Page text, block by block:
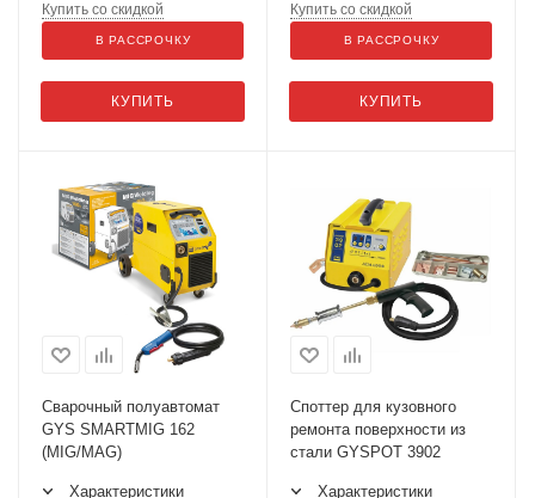
КУПИТЬ
Купить со скидкой
В РАССРОЧКУ
КУПИТЬ
Купить со скидкой
В РАССРОЧКУ
Сварочный полуавтомат
GYS SMARTMIG 162
(MIG/MAG)
Характеристики
Споттер для кузовного
ремонта поверхности из
стали GYSPOT 3902
Характеристики